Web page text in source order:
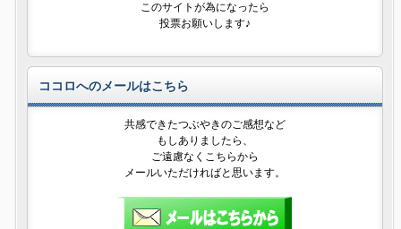
このサイトが為になったら
投票お願いします♪
ココロへのメールはこちら
共感できたつぶやきのご感想など
もしありましたら、
ご遠慮なくこちらから
メールいただければと思います。